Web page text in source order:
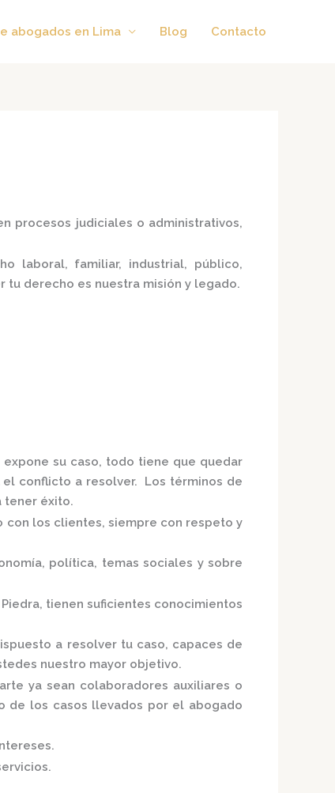
abogados en Lima Blog Contacto
procesos judiciales o administrativos,
laboral, familiar, industrial, público,
derecho es nuestra misión y legado.
su caso, todo tiene que quedar
conflicto a resolver. Los términos de
tener éxito.
con los clientes, siempre con respeto y
política, temas sociales y sobre
tienen suficientes conocimientos
a resolver tu caso, capaces de
nuestro mayor objetivo.
ya sean colaboradores auxiliares o
de los casos llevados por el abogado